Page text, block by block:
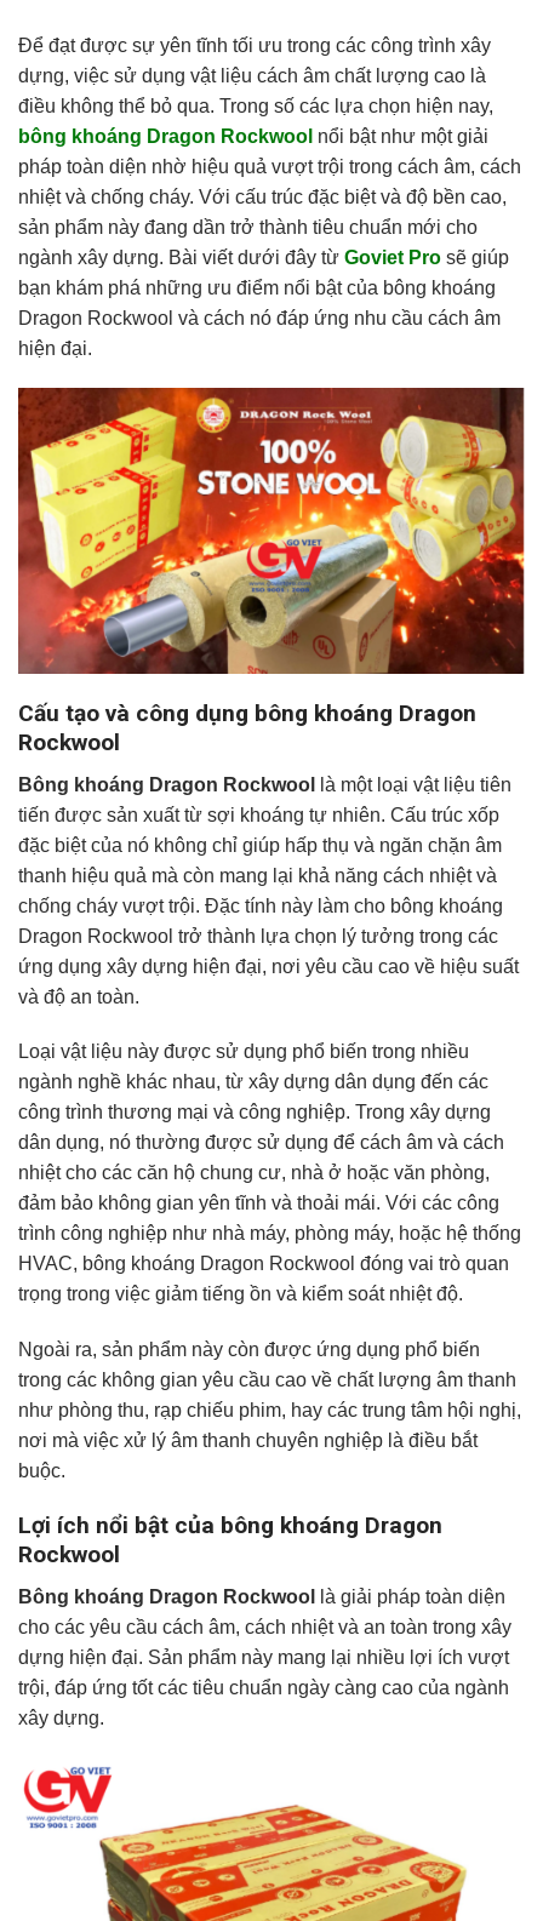
Để đạt được sự yên tĩnh tối ưu trong các công trình xây
dựng, việc sử dụng vật liệu cách âm chất lượng cao là
điều không thể bỏ qua. Trong số các lựa chọn hiện nay,
bông khoáng Dragon Rockwool nổi bật như một giải
pháp toàn diện nhờ hiệu quả vượt trội trong cách âm, cách
nhiệt và chống cháy. Với cấu trúc đặc biệt và độ bền cao,
sản phẩm này đang dần trở thành tiêu chuẩn mới cho
ngành xây dựng. Bài viết dưới đây từ Goviet Pro sẽ giúp
bạn khám phá những ưu điểm nổi bật của bông khoáng
Dragon Rockwool và cách nó đáp ứng nhu cầu cách âm
hiện đại.
Cấu tạo và công dụng bông khoáng Dragon
Rockwool
Bông khoáng Dragon Rockwool
là một loại vật liệu tiên
tiến được sản xuất từ sợi khoáng tự nhiên. Cấu trúc xốp
đặc biệt của nó không chỉ giúp hấp thụ và ngăn chặn âm
thanh hiệu quả mà còn mang lại khả năng cách nhiệt và
chống cháy vượt trội. Đặc tính này làm cho bông khoáng
Dragon Rockwool trở thành lựa chọn lý tưởng trong các
ứng dụng xây dựng hiện đại, nơi yêu cầu cao về hiệu suất
và độ an toàn.
Loại vật liệu này được sử dụng phổ biến trong nhiều
ngành nghề khác nhau, từ xây dựng dân dụng đến các
công trình thương mại và công nghiệp. Trong xây dựng
dân dụng, nó thường được sử dụng để cách âm và cách
nhiệt cho các căn hộ chung cư, nhà ở hoặc văn phòng,
đảm bảo không gian yên tĩnh và thoải mái. Với các công
trình công nghiệp như nhà máy, phòng máy, hoặc hệ thống
HVAC, bông khoáng Dragon Rockwool đóng vai trò quan
trọng trong việc giảm tiếng ồn và kiểm soát nhiệt độ.
Ngoài ra, sản phẩm này còn được ứng dụng phổ biến
trong các không gian yêu cầu cao về chất lượng âm thanh
như phòng thu, rạp chiếu phim, hay các trung tâm hội nghị,
nơi mà việc xử lý âm thanh chuyên nghiệp là điều bắt
buộc.
Lợi ích nổi bật của bông khoáng Dragon
Rockwool
Bông khoáng Dragon Rockwool
là giải pháp toàn diện
cho các yêu cầu cách âm, cách nhiệt và an toàn trong xây
dựng hiện đại. Sản phẩm này mang lại nhiều lợi ích vượt
trội, đáp ứng tốt các tiêu chuẩn ngày càng cao của ngành
xây dựng.